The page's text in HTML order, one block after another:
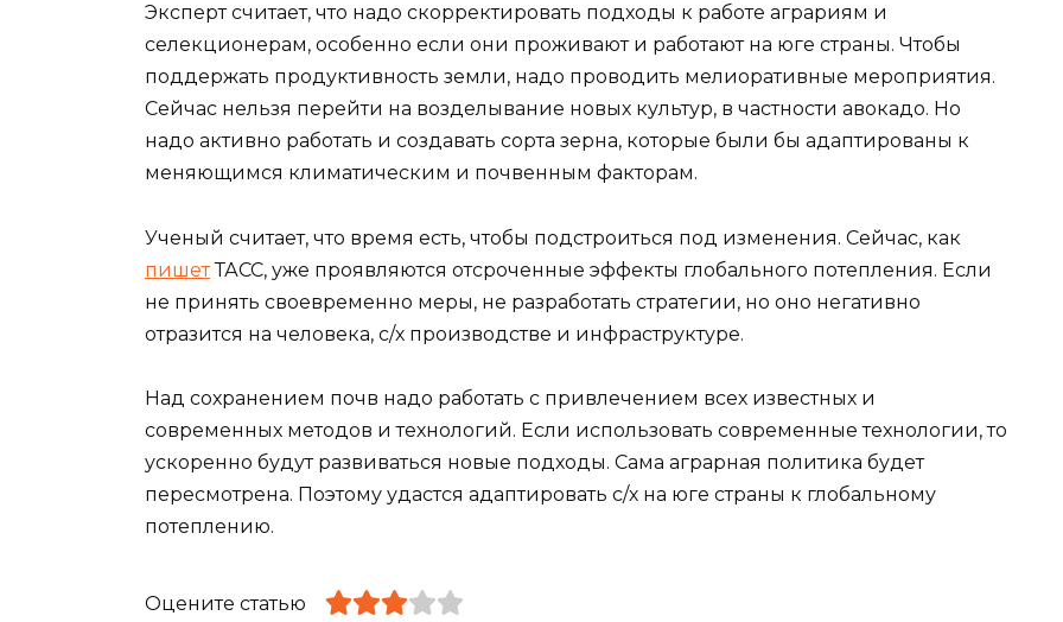
Эксперт считает, что надо скорректировать подходы к работе аграриям и
селекционерам, особенно если они проживают и работают на юге страны. Чтобы
поддержать продуктивность земли, надо проводить мелиоративные мероприятия.
Сейчас нельзя перейти на возделывание новых культур, в частности авокадо. Но
надо активно работать и создавать сорта зерна, которые были бы адаптированы к
меняющимся климатическим и почвенным факторам.
Ученый считает, что время есть, чтобы подстроиться под изменения. Сейчас, как
пишетТАСС, уже проявляются отсроченные эффекты глобального потепления. Если
не принять своевременно меры, не разработать стратегии, но оно негативно
отразится на человека, с/х производстве и инфраструктуре.
Над сохранением почв надо работать с привлечением всех известных и
современных методов и технологий. Если использовать современные технологии, то
ускоренно будут развиваться новые подходы. Сама аграрная политика будет
пересмотрена. Поэтому удастся адаптировать с/х на юге страны к глобальному
потеплению.
Оцените статью